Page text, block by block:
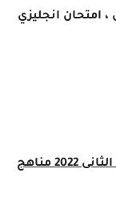
امتحان انجليزي
نموذج امتحان انجليزي صف عاشر الفصل الثانى 2022 مناهج